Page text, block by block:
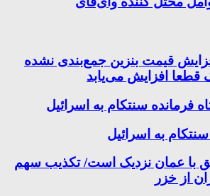
قیمت بنزین جمع‌بندی نشده
قطعا افزایش می‌یابد
فرمانده سنتکام به اسرائیل
به اسرائیل
با عمان نزدیک است/ تکذیب سهم